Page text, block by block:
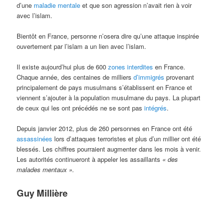
d’une maladie mentale et que son agression n’avait rien à voir
avec l’islam.
Bientôt en France, personne n’osera dire qu’une attaque inspirée
ouvertement par l’islam a un lien avec l’islam.
Il existe aujourd’hui plus de 600zones interdites en France.
Chaque année, des centaines de milliersd’immigrés provenant
principalement de pays musulmans s’établissent en France et
viennent s’ajouter à la population musulmane du pays. La plupart
de ceux qui les ont précédés ne se sont pasintégrés.
Depuis janvier 2012, plus de 260 personnes en France ont été
assassinées lors d’attaques terroristes et plus d’un millier ont été
blessés. Les chiffres pourraient augmenter dans les mois à venir.
Les autorités continueront à appeler les assaillants « des
malades mentaux ».
Guy Millière